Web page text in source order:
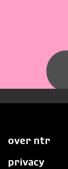
over ntr
privacy